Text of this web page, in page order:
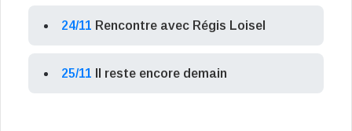
24/11 Rencontre avec Régis Loisel
25/11 Il reste encore demain